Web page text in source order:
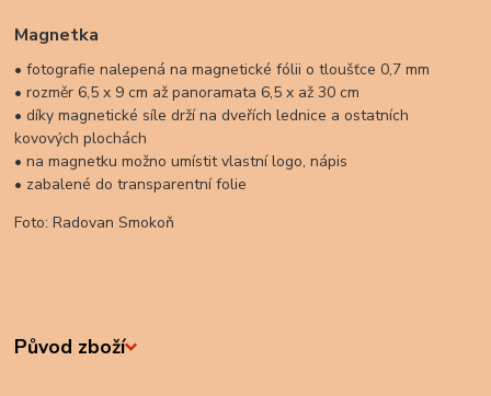
Magnetka
• fotografie nalepená na magnetické fólii o tloušťce 0,7 mm
• rozměr 6,5 x 9 cm až panoramata 6,5 x až 30 cm
• díky magnetické síle drží na dveřích lednice a ostatních
kovových plochách
• na magnetku možno umístit vlastní logo, nápis
• zabalené do transparentní folie
Foto: Radovan Smokoň
Původ zboží